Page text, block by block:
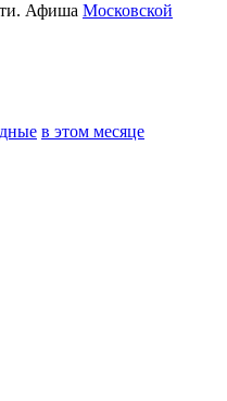
Афиша Московской
в этом месяце